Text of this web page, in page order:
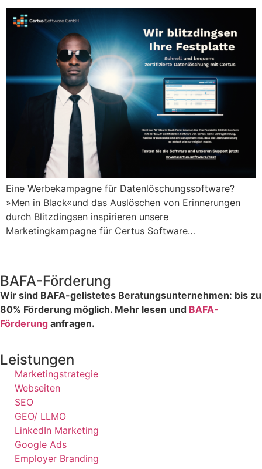
Eine Werbekampagne für Datenlöschungssoftware?
»Men in Black«und das Auslöschen von Erinnerungen
durch Blitzdingsen inspirieren unsere
Marketingkampagne für Certus Software…
BAFA-Förderung
Wir sind BAFA-gelistetes Beratungsunternehmen: bis zu
80% Förderung möglich. Mehr lesen und BAFA-
Förderung anfragen.
Leistungen
Marketingstrategie
Webseiten
SEO
GEO/ LLMO
LinkedIn Marketing
Google Ads
Employer Branding